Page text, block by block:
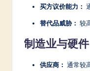
买方议价能力：
替代品威胁： 较
制造业与硬件
供应商： 通常较